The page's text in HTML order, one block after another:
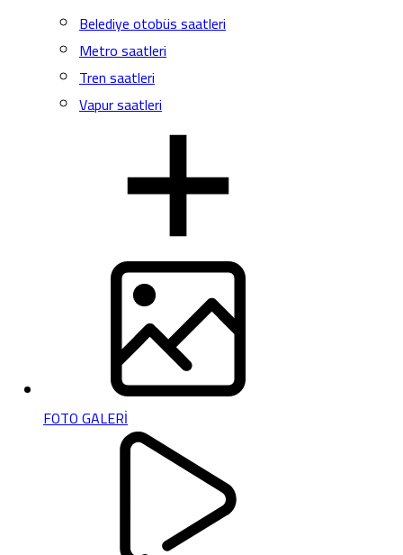
Belediye otobüs saatleri
Metro saatleri
Tren saatleri
Vapur saatleri
FOTO GALERİ